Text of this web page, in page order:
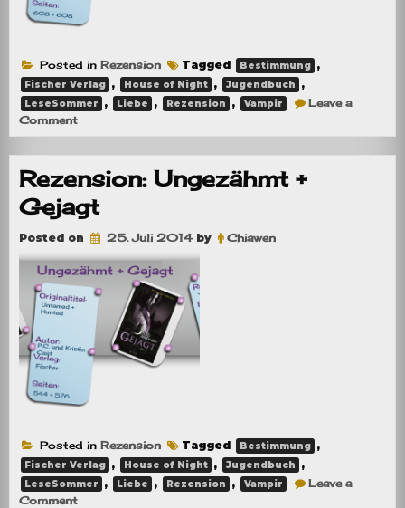
Posted in Rezension Tagged Bestimmung ,
Fischer Verlag , House of Night , Jugendbuch ,
LeseSommer , Liebe , Rezension , Vampir
Leave a
Commenton
Verbrannt
Rezension: Ungezähmt +
Gejagt
Posted on 25. Juli 2014by Chiawen
Posted in Rezension Tagged Bestimmung ,
Fischer Verlag , House of Night , Jugendbuch ,
LeseSommer , Liebe , Rezension , Vampir
Leave a
Commenton